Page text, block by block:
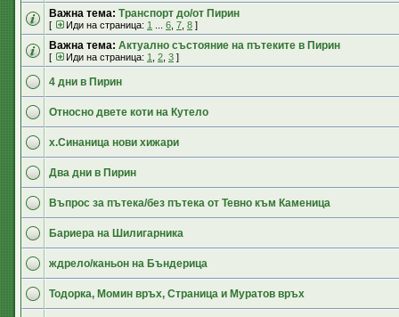
Важна тема: Транспорт до/от Пирин
[ Иди на страница: 1 6 7 8 ]
Важна тема: Актуално състояние на пътеките в Пирин
[ Иди на страница: 1 2 3 ]
4 дни в Пирин
Относно двете коти на Кутело
х.Синаница нови хижари
Два дни в Пирин
Въпрос за пътека/без пътека от Тевно към Каменица
Бариера на Шилигарника
ждрело/каньон на Бъндерица
Тодорка, Момин връх, Страница и Муратов връх